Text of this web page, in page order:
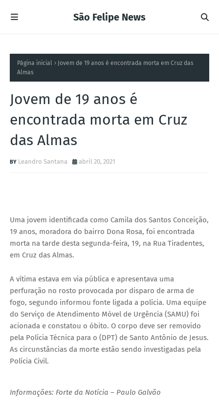
São Felipe News
Página inicial
Jovem de 19 anos é encontrada morta em Cruz das
Almas
Jovem de 19 anos é
encontrada morta em Cruz
das Almas
Leandro Santana abril 20, 2021
Uma jovem identificada como Camila dos Santos Conceição,
19 anos, moradora do bairro Dona Rosa, foi encontrada
morta na tarde desta segunda-feira, 19, na Rua Tiradentes,
em Cruz das Almas.
A vítima estava em via pública e apresentava uma
perfuração no rosto provocada por disparo de arma de
fogo, segundo informou fonte ligada a polícia. Uma equipe
do Serviço de Atendimento Móvel de Urgência (SAMU) foi
acionada e constatou o óbito. O corpo deve ser removido
pela Polícia Técnica para o (DPT) de Santo Antônio de Jesus.
As circunstâncias da morte estão sendo investigadas pela
Polícia Civil.
Thank you for watching
Informações: Forte da Notícia – Paulo Galvão